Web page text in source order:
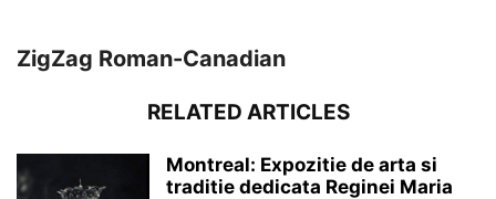
ZigZag Roman-Canadian
RELATED ARTICLES
Montreal: Expozitie de arta si
traditie dedicata Reginei Maria